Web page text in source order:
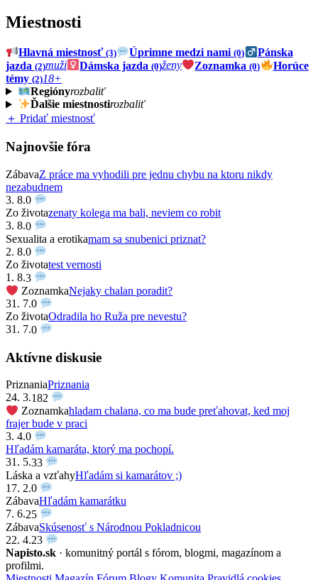
Miestnosti
Hlavná miestnosť(3) Úprimne medzi nami(0)
Pánska
jazda (2)muži Dámska jazda(0)ženy Zoznamka(0)
Horúce
témy (2)18+
Regiónyrozbaliť
Ďalšie miestnostirozbaliť
＋ Pridať miestnosť
Najnovšie fóra
ZábavaZ práce ma vyhodili pre jednu chybu na ktoru nikdy
nezabudnem
3. 8.0
Zo životazenaty kolega ma bali, neviem co robit
3. 8.0
Sexualita a erotikamam sa snubenici priznat?
2. 8.0
Zo životatest vernosti
1. 8.3
ZoznamkaNejaky chalan poradit?
31. 7.0
Zo životaOdradila ho Ruža pre nevestu?
31. 7.0
Aktívne diskusie
PriznaniaPriznania
24. 3.182
Zoznamkahladam chalana, co ma bude preťahovat, ked moj
frajer bude v praci
3. 4.0
Hľadám kamaráta, ktorý ma pochopí.
31. 5.33
Láska a vzťahyHľadám si kamarátov ;)
17. 2.0
ZábavaHľadám kamarátku
7. 6.25
ZábavaSkúsenosť s Národnou Pokladnicou
22. 4.23
Napisto.sk · komunitný portál s fórom, blogmi, magazínom a
profilmi.